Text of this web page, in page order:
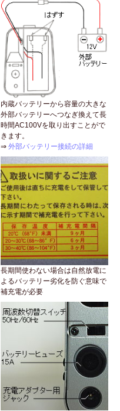
内蔵バッテリーから容量の大きな
外部バッテリーへつなぎ換えて長
時間AC100Vを取り出すことがで
きます。
⇒ 外部バッテリー接続の詳細
長期間使わない場合は自然放電に
よるバッテリー劣化を防ぐ意味で
補充電が必要